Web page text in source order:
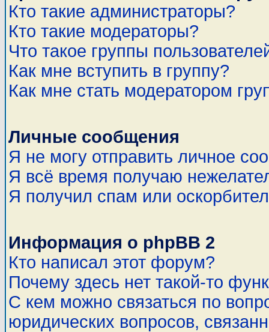
Кто такие администраторы?
Кто такие модераторы?
Что такое группы
Как мне вступить в группу?
Как мне стать модератором
Личные сообщения
Я не могу отправить личное
Я всё время получаю
Я получил спам или
Информация о phpBB 2
Кто написал этот форум?
Почему здесь нет такой-то
С кем можно связаться по
юридических вопросов,